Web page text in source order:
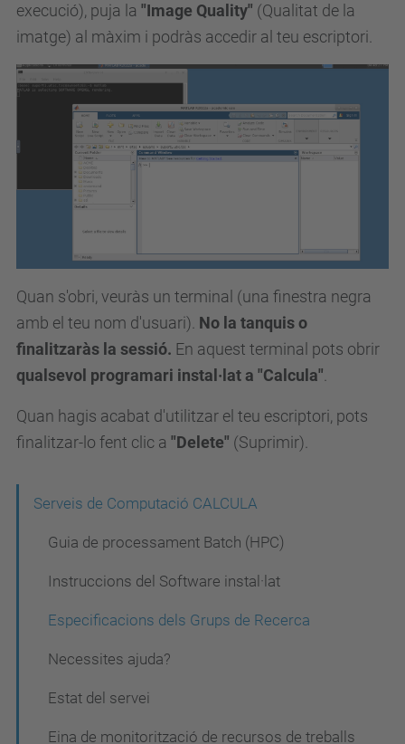
execució), puja la "Image Quality" (Qualitat de la
imatge) al màxim i podràs accedir al teu escriptori.
Quan s'obri, veuràs un terminal (una finestra negra
amb el teu nom d'usuari). No la tanquis o
finalitzaràs la sessió. En aquest terminal pots obrir
qualsevol programari instal·lat a "Calcula"
Quan hagis acabat d'utilitzar el teu escriptori, pots
finalitzar-lo fent clic a "Delete" (Suprimir).
Serveis de Computació CALCULA
Guia de processament Batch (HPC)
Instruccions del Software instal·lat
Especificacions dels Grups de Recerca
Necessites ajuda?
Estat del servei
Eina de monitorització de recursos de treballs